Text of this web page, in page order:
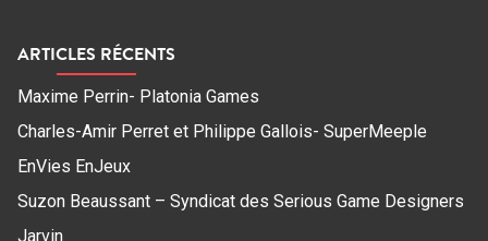
ARTICLES RÉCENTS
Maxime Perrin- Platonia Games
Charles-Amir Perret et Philippe Gallois- SuperMeeple
EnVies EnJeux
Suzon Beaussant – Syndicat des Serious Game Designers
Jarvin